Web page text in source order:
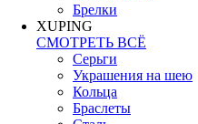
Брелки
XUPING
СМОТРЕТЬ ВСЁ
Серьги
Украшения на шею
Кольца
Браслеты